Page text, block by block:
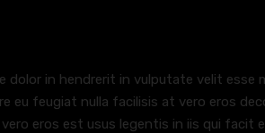
dolor in hendrerit in vulputate velit esse
eu feugiat nulla facilisis at vero eros
eros est usus legentis in iis qui facit